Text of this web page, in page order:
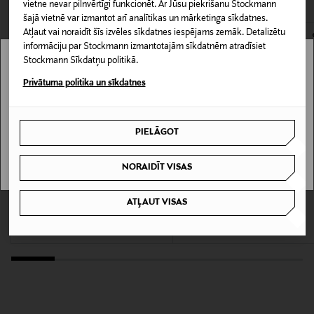
vietne nevar pilnvērtīgi funkcionēt. Ar Jūsu piekrišanu Stockmann
šajā vietnē var izmantot arī analītikas un mārketinga sīkdatnes.
Atļaut vai noraidīt šīs izvēles sīkdatnes iespējams zemāk. Detalizētu
informāciju par Stockmann izmantotajām sīkdatnēm atradīsiet
Stockmann Sīkdatņu politikā.
Privātuma politika un sīkdatnes
PIELĀGOT
NORAIDĪT VISAS
ATĻAUT VISAS
Mazgāšanas instrukcijas
Mazgāšana veļas mašīnā
Informācija par izmēru
cm, krūšu apkārtmērs 84 cm, gurnu apkārtmērs 92 cm
un vidukļa apkārtmērs 67 cm.
Krāsa
Ražotājvalsts
RUMĀNIJA
0,00 € – 4,90 €
Avero tops
SPEIDEL
Lace Edition tops
Stockmann nav pieejams tavā valstī.
I UNDERSTAND